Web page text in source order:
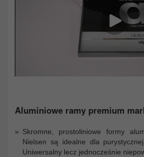
Aluminiowe ramy premium
Skromne, prostoliniowe formy
Nielsen są idealne dla
Uniwersalny lecz jednocześnie